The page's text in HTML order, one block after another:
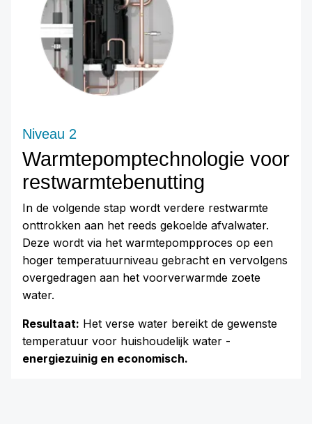
Warmtepomptechnologie voor
restwarmtebenutting
Niveau 2
In de volgende stap wordt verdere restwarmte
onttrokken aan het reeds gekoelde afvalwater.
Deze wordt via het warmtepompproces op een
hoger temperatuurniveau gebracht en vervolgens
overgedragen aan het voorverwarmde zoete
water.
Resultaat: Het verse water bereikt de gewenste
temperatuur voor huishoudelijk water -
energiezuinig en economisch.